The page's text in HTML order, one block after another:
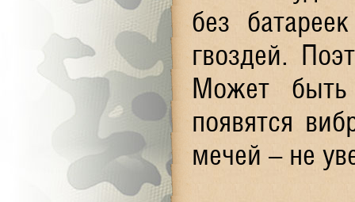
без
гвоздей.
Может быть
появятся
мечей – не